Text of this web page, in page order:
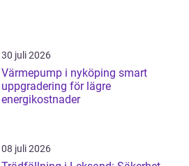
30 juli 2026
Värmepump i nyköping smart
uppgradering för lägre
energikostnader
08 juli 2026